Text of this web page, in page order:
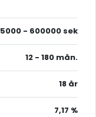
5000 - 600000 sek
12 - 180 mån.
18 år
7,17 %